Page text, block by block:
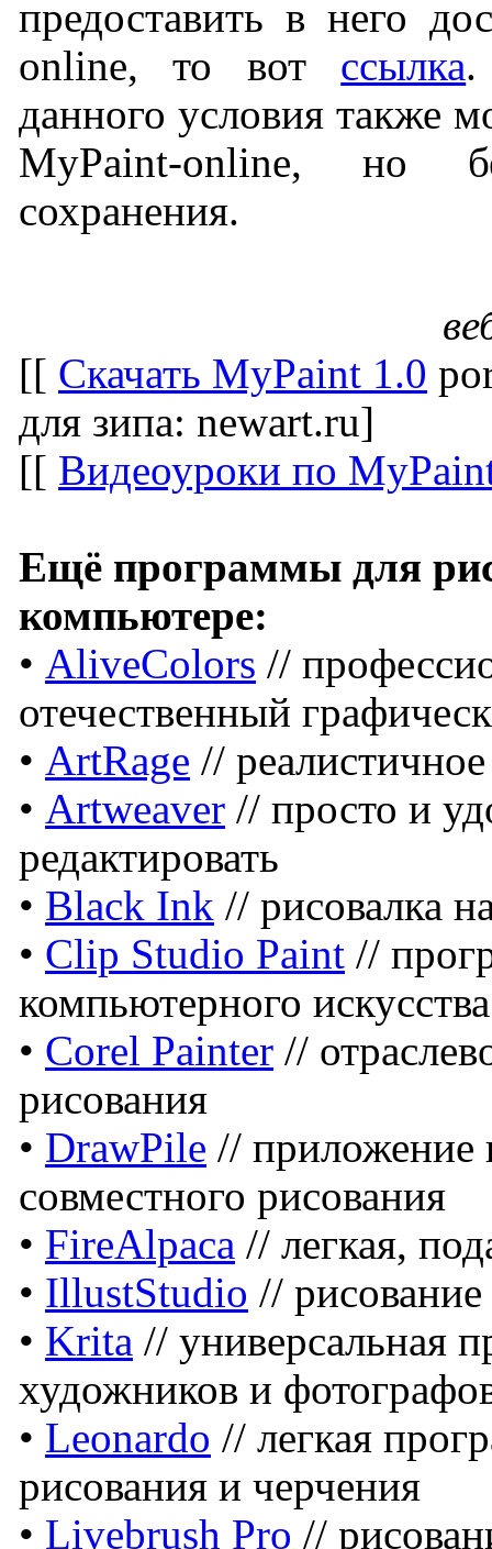
предоставить в него
online, то вот ссылка.
данного условия также
MyPaint-online, но
сохранения.
[[ Скачать MyPaint 1.0
для зипа: newart.ru]
[[ Видеоуроки по
Ещё программы для
компьютере:
• AliveColors //
отечественный
• ArtRage //
• Artweaver // просто и
редактировать
• Black Ink // рисовалка
• Clip Studio Paint //
компьютерного искусства
• Corel Painter //
рисования
• DrawPile // приложение
совместного рисования
• FireAlpaca // легкая,
• IllustStudio //
• Krita // универсальная
художников и
• Leonardo // легкая
рисования и черчения
• Livebrush Pro //